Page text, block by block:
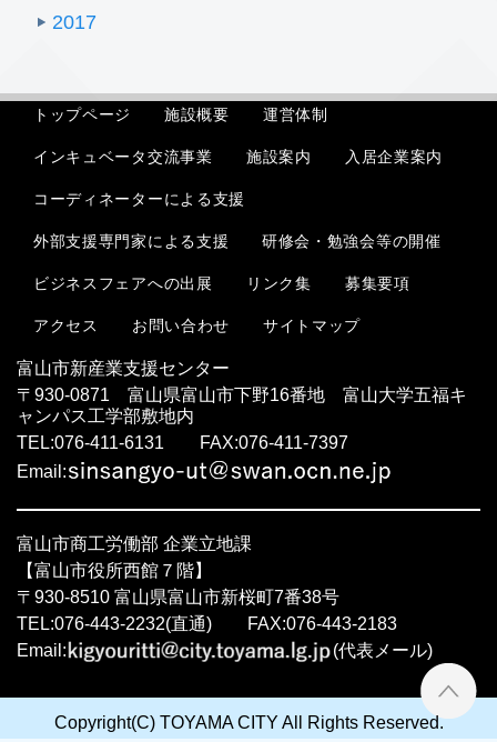
2017
トップページ 施設概要 運営体制
インキュベータ交流事業 施設案内 入居企業案内
コーディネーターによる支援
外部支援専門家による支援 研修会・勉強会等の開催
ビジネスフェアへの出展 リンク集 募集要項
アクセス お問い合わせ サイトマップ
富山市新産業支援センター
〒930-0871 富山県富山市下野16番地 富山大学五福キ
ャンパス工学部敷地内
TEL:076-411-6131 FAX:076-411-7397
Email:
富山市商工労働部 企業立地課
【富山市役所西館７階】
〒930-8510 富山県富山市新桜町7番38号
TEL:076-443-2232(直通) FAX:076-443-2183
Email:
(代表メール)
Copyright(C) TOYAMA CITY All Rights Reserved.